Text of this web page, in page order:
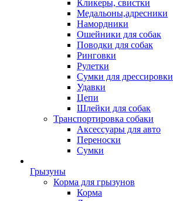
Кликеры, свистки
Медальоны,адресники
Намордники
Ошейники для собак
Поводки для собак
Ринговки
Рулетки
Сумки для дрессировки
Удавки
Цепи
Шлейки для собак
Транспортировка собаки
Аксессуары для авто
Переноски
Сумки
Грызуны
Корма для грызунов
Корма